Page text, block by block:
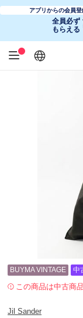
アプリからの会員
全員必ず
もらえる
日本語
English
简体中文
繁體中文
BUYMA VINTAGE 中
この商品は中古商
Jil Sander